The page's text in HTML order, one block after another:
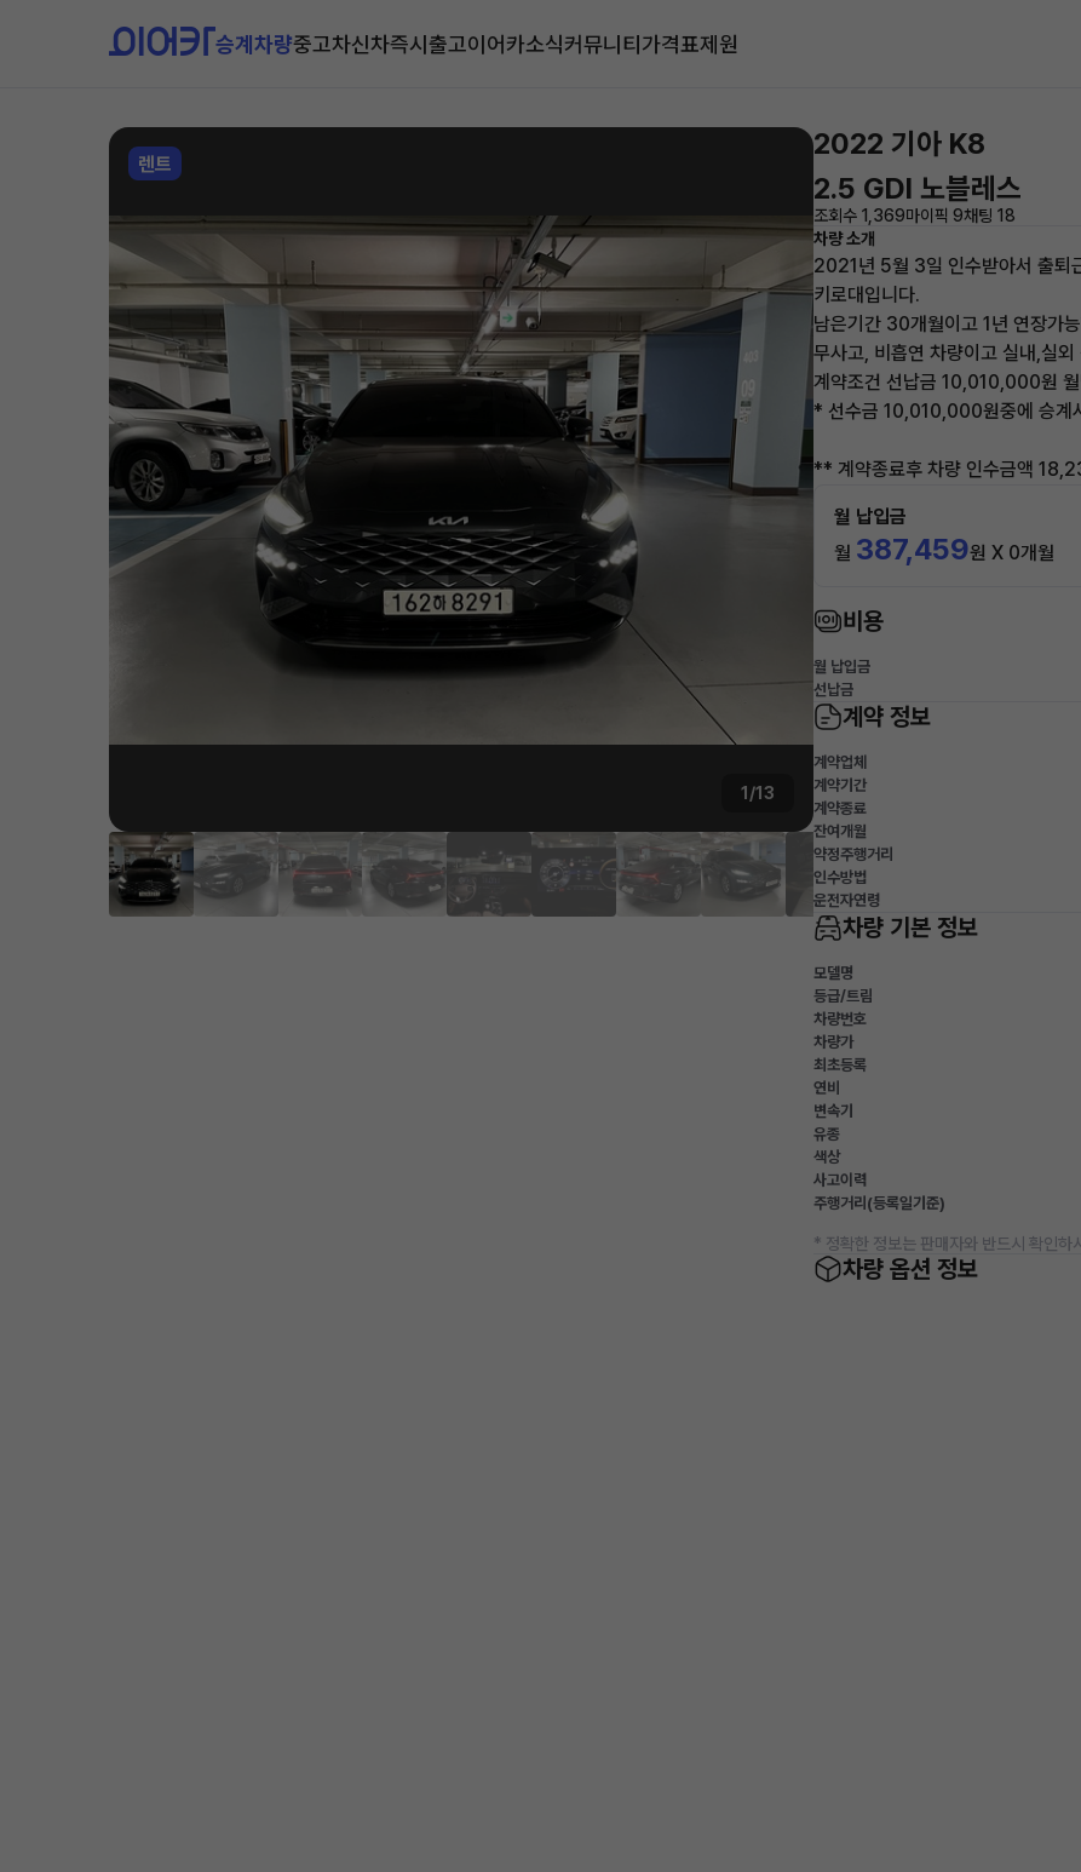
승계차량중고차신차즉시출고이어카소식커뮤니티가격표제원
렌트
1/13
2022 기아 K8
2.5 GDI 노블레스
조회수 1,369마이픽 9채팅 18
차량 소개
2021년 5월 3일 인수받아서 출퇴
키로대입니다.
남은기간 30개월이고 1년 연장가
무사고, 비흡연 차량이고 실내,실
계약조건 선납금 10,010,000원
* 선수금 10,010,000원중에 승
** 계약종료후 차량 인수금액
월 납입금
월 387,459원 X 0개월
비용
월 납입금
선납금
계약 정보
계약업체
계약기간
계약종료
잔여개월
약정주행거리
인수방법
운전자연령
차량 기본 정보
모델명
등급/트림
차량번호
차량가
최초등록
연비
변속기
유종
색상
사고이력
주행거리(등록일기준)
* 정확한 정보는 판매자와 반드시 확인하
차량 옵션 정보